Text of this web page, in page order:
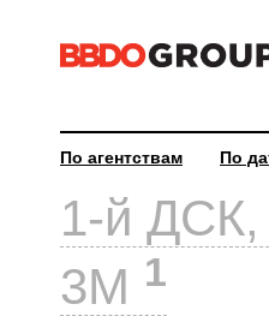
По агентствам По
1-й
3M 1